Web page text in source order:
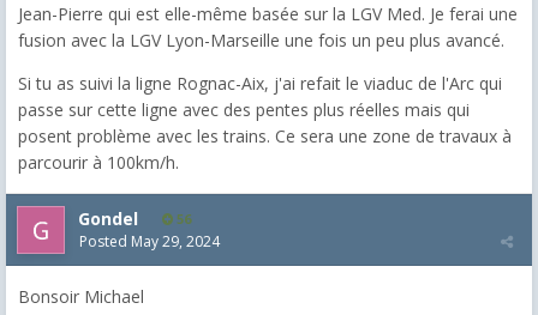
Jean-Pierre qui est elle-même basée sur la LGV Med. Je ferai une
fusion avec la LGV Lyon-Marseille une fois un peu plus avancé.
Si tu as suivi la ligne Rognac-Aix, j'ai refait le viaduc de l'Arc qui
passe sur cette ligne avec des pentes plus réelles mais qui
posent problème avec les trains. Ce sera une zone de travaux à
parcourir à 100km/h.
Gondel 56
Posted May 29, 2024
Bonsoir Michael